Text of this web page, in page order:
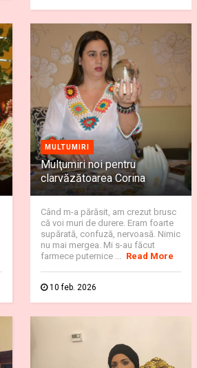
MULTUMIRI
Mulţumiri noi pentru
clarvăzătoarea Corina
Când m-a părăsit, am crezut brusc
că voi muri de durere. Eram foarte
supărată, confuză, nervoasă. Nimic
nu mai mergea. Mi s-au făcut
farmece puternice ... Read More
10 feb. 2026